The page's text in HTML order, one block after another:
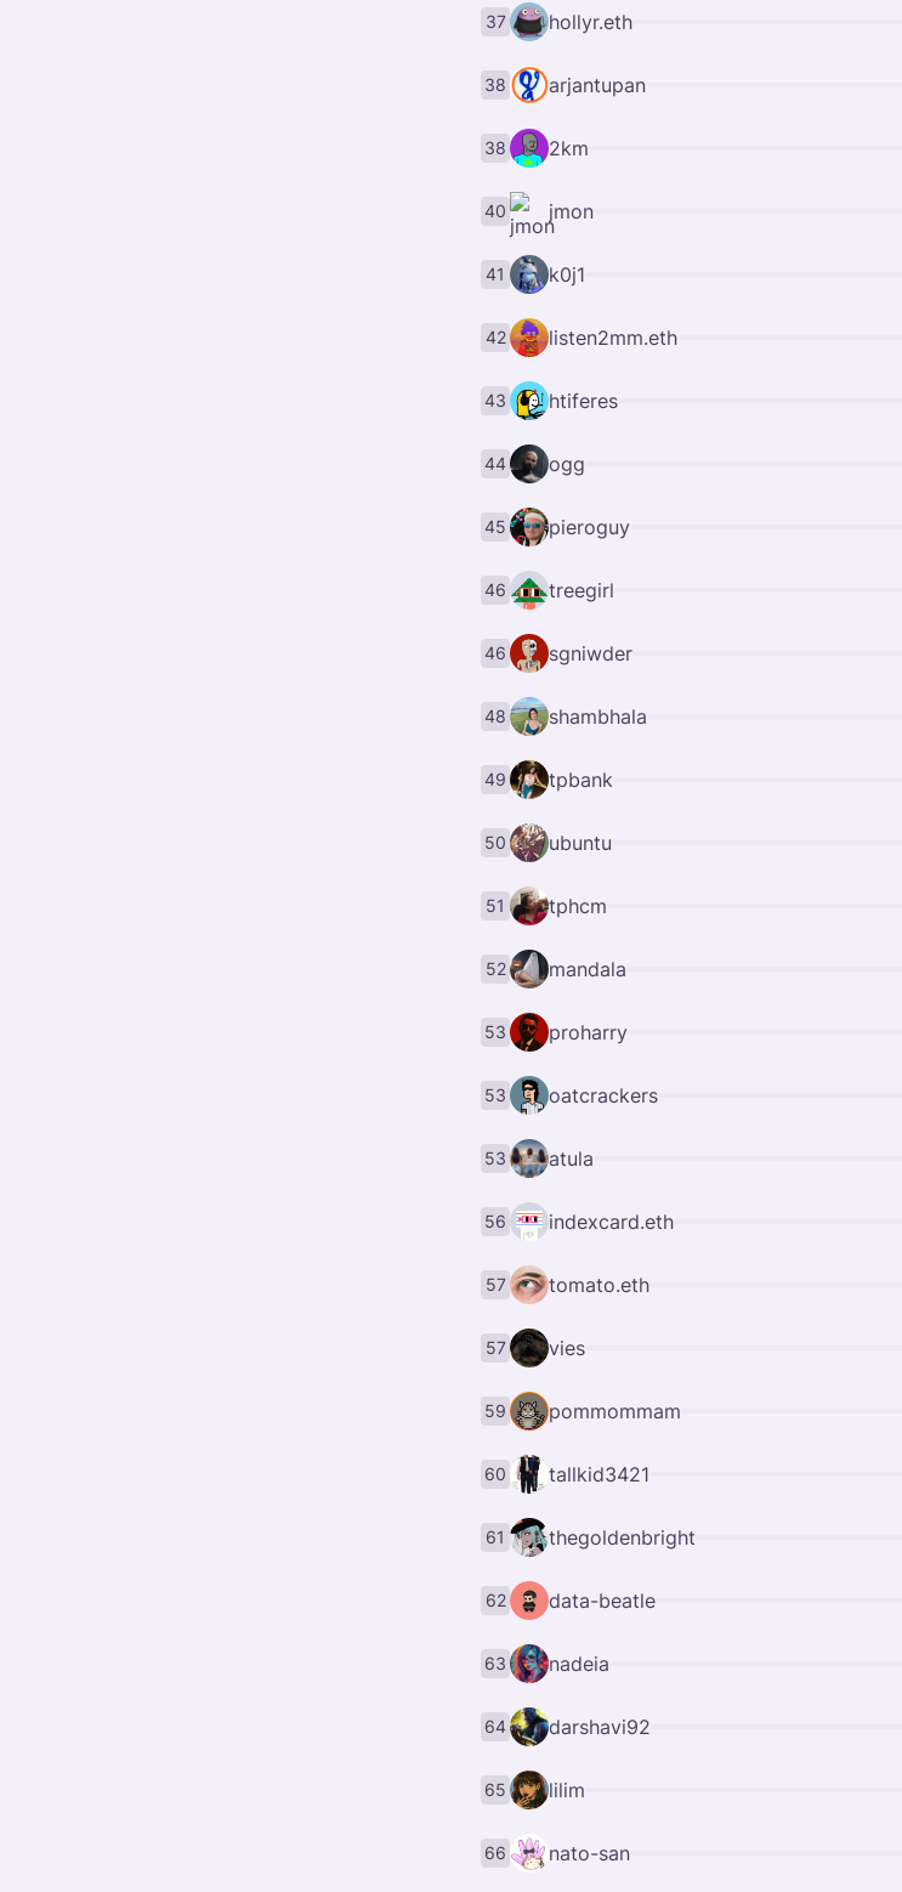
37 hollyr.eth
38 arjantupan
38 2km
40 jmon
41 k0j1
42 listen2mm.eth
43 htiferes
44 ogg
45 pieroguy
46 treegirl
46 sgniwder
48 shambhala
49 tpbank
50 ubuntu
51 tphcm
52 mandala
53 proharry
53 oatcrackers
53 atula
56 indexcard.eth
57 tomato.eth
57 vies
59 pommommam
60 tallkid3421
61 thegoldenbright
62 data-beatle
63 nadeia
64 darshavi92
65 lilim
66 nato-san